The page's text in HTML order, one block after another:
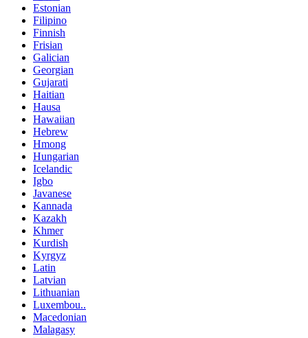
Estonian
Filipino
Finnish
Frisian
Galician
Georgian
Gujarati
Haitian
Hausa
Hawaiian
Hebrew
Hmong
Hungarian
Icelandic
Igbo
Javanese
Kannada
Kazakh
Khmer
Kurdish
Kyrgyz
Latin
Latvian
Lithuanian
Luxembou..
Macedonian
Malagasy